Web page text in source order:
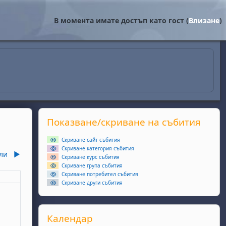
В момента имате достъп като гост (Влизане)
▶︎
6 юнинеделя, 7 юни
Supplementary blocks
Прескочи Показване/скриване на събития
Показване/скриване на събития
Скриване сайт събития
Скриване категория събития
Скриване курс събития
Скриване група събития
Скриване потребител събития
Скриване други събития
Прескочи Календар
Календар